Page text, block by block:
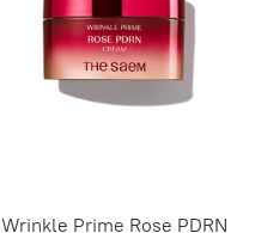
Wrinkle Prime Rose PDRN